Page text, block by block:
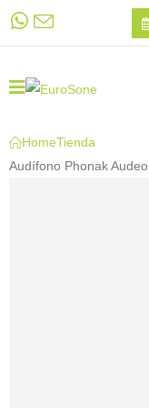
HomeTienda
Audífono Phonak